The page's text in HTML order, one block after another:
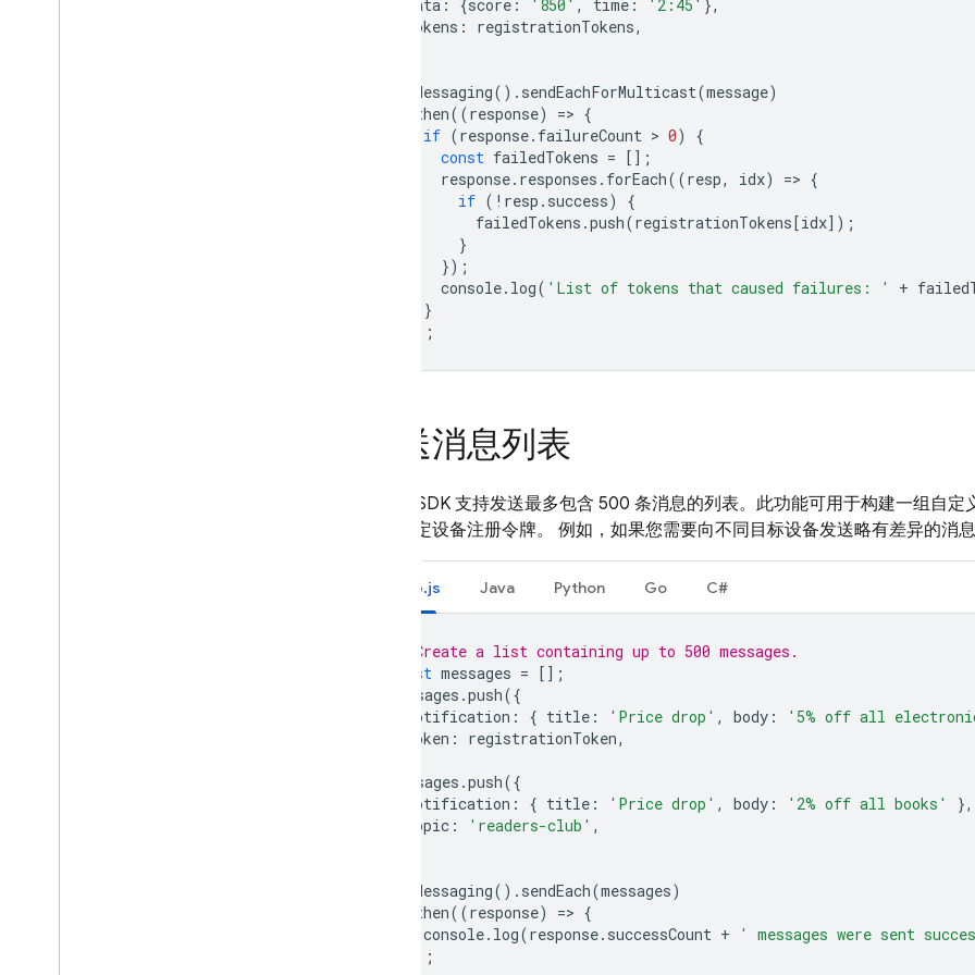
data : {score : '850' , time : '2:45' },
tokens : registrationTokens,
getMessaging(). sendEachForMulticast(message)
then((response) => {
if (response. failureCount > 0)
{
const failedTokens = [];
response. responses . forEach((resp, idx) => {
if ( ! resp . success)
{
failedTokens .push(registrationTokens[idx]);
}
});
console. log( 'List of tokens that caused failures: ' +
}
});
发送消息列表
Admin SDK 支持发送最多包含 500 条消息的列表。此功能可用于构建一组自
题或特定设备注册令牌。 例如，如果您需要向不同目标设备发送略有差异的消
Node.js Java Python Go C#
// Create a list containing up to 500 messages.
const messages = [];
messages .push({
notification : { title : 'Price drop' , body : '5% off all
token : registrationToken,
messages .push({
notification : { title : 'Price drop' , body : '2% off all books'
},
topic : 'readers-club' ,
getMessaging(). sendEach(messages)
then((response) => {
console. log(response. successCount + ' messages were sent
});